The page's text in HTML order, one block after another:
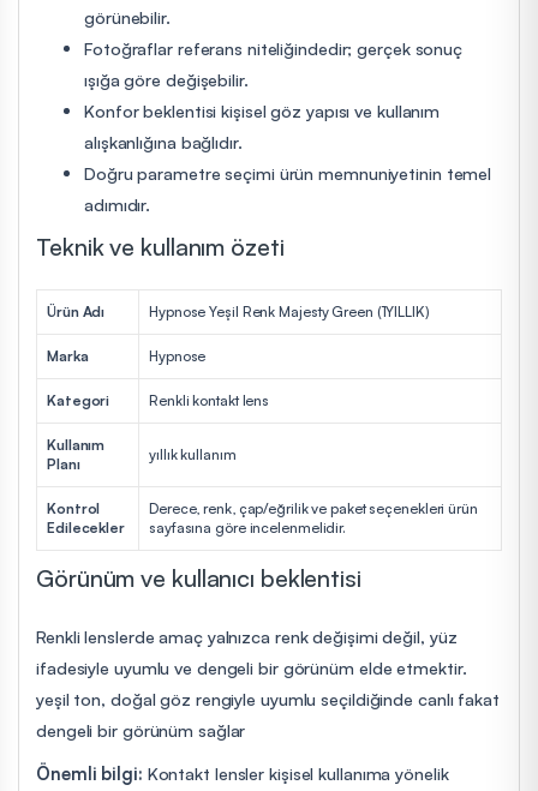
görünebilir.
Fotoğraflar referans niteliğindedir; gerçek sonuç
ışığa göre değişebilir.
Konfor beklentisi kişisel göz yapısı ve kullanım
alışkanlığına bağlıdır.
Doğru parametre seçimi ürün memnuniyetinin temel
adımıdır.
Teknik ve kullanım özeti
Ürün Adı Hypnose Yeşil Renk Majesty Green (1YILLIK)
Marka Hypnose
Kategori Renkli kontakt lens
Kullanım
Planı
yıllık kullanım
Kontrol
Edilecekler
Derece, renk, çap/eğrilik ve paket seçenekleri ürün
sayfasına göre incelenmelidir.
Görünüm ve kullanıcı beklentisi
Renkli lenslerde amaç yalnızca renk değişimi değil, yüz
ifadesiyle uyumlu ve dengeli bir görünüm elde etmektir.
yeşil ton, doğal göz rengiyle uyumlu seçildiğinde canlı fakat
dengeli bir görünüm sağlar
Önemli bilgi: Kontakt lensler kişisel kullanıma yönelik